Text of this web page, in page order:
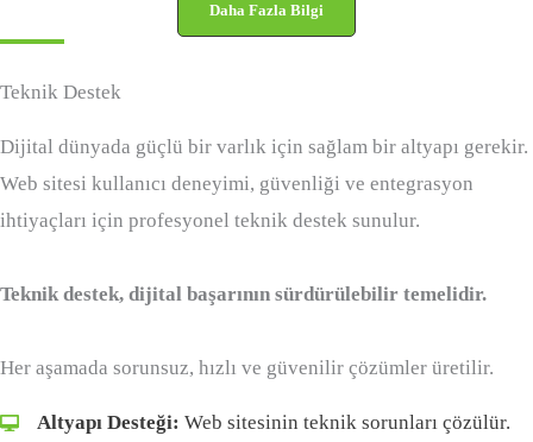
Daha Fazla Bilgi
Teknik Destek
Dijital dünyada güçlü bir varlık için sağlam bir altyapı gerekir.
Web sitesi kullanıcı deneyimi, güvenliği ve entegrasyon
ihtiyaçları için profesyonel teknik destek sunulur.
Teknik destek, dijital başarının sürdürülebilir temelidir.
Her aşamada sorunsuz, hızlı ve güvenilir çözümler üretilir.
Altyapı Desteği: Web sitesinin teknik sorunları çözülür.